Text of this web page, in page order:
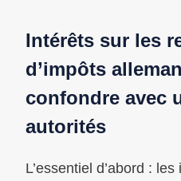
Intérêts sur les
d’impôts
confondre avec
autorités
L’essentiel d’abord :